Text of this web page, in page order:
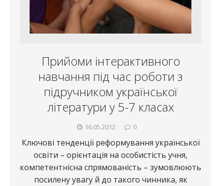
Прийоми інтерактивного
навчання під час роботи з
підручником української
літератури у 5-7 класах
16.05.2012 0
Ключові тенденції реформування української
освіти – орієнтація на особистість учня,
компетентнісна спрямованість – зумовлюють
посилену увагу й до такого чинника, як